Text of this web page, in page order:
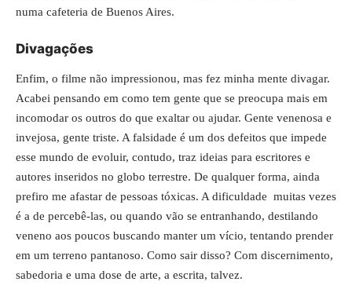
numa cafeteria de Buenos Aires.
Divagações
Enfim, o filme não impressionou, mas fez minha mente divagar.
Acabei pensando em como tem gente que se preocupa mais em
incomodar os outros do que exaltar ou ajudar. Gente venenosa e
invejosa, gente triste. A falsidade é um dos defeitos que impede
esse mundo de evoluir, contudo, traz ideias para escritores e
autores inseridos no globo terrestre. De qualquer forma, ainda
prefiro me afastar de pessoas tóxicas. A dificuldade muitas vezes
é a de percebê-las, ou quando vão se entranhando, destilando
veneno aos poucos buscando manter um vício, tentando prender
em um terreno pantanoso. Como sair disso? Com discernimento,
sabedoria e uma dose de arte, a escrita, talvez.